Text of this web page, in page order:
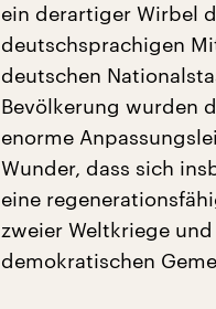
ein derartiger Wirbel
deutschsprachigen
deutschen
Bevölkerung wurden
enorme
Wunder, dass sich
eine
zweier Weltkriege
demokratischen